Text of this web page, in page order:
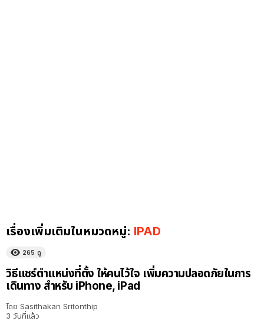
เรื่องเพิ่มเติมในหมวดหมู่: IPAD
265 ดู
วิธีแชร์ตำแหน่งที่ตั้ง ให้คนไว้ใจ เพิ่มความปลอดภัยในการ
เดินทาง สำหรับ iPhone, iPad
โดย Sasithakan Sritonthip
3 วันที่แล้ว